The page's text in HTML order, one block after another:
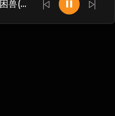
何仟仟 - 曼德拉困兽(Dj光头 ProgHouse Rmx 2023 粤语)